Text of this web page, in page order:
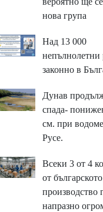
нова група
Над 13 000
непълнолетни
законно в
Дунав
спада-
см. при
Русе.
Всеки 3 от 4
от българското
производство
напразно